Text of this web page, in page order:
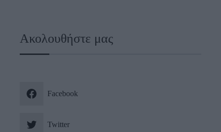
Ακολουθήστε μας
Facebook
Twitter